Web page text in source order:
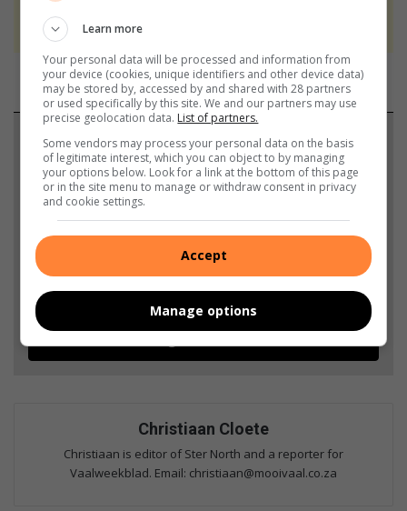
never to generate the news. Happy reading!
Support local journalism
Add The Citizen as a preferred source to see more
from Vaalweekblad in Google News and Top
Add as a preferred source on Google
Christiaan Cloete
Christiaan is editor of Ster North and a reporter for
Vaalweekblad. Email: christiaan@mooivaal.co.za
Learn more
Your personal data will be processed and information from
your device (cookies, unique identifiers and other device data)
may be stored by, accessed by and shared with 28 partners
or used specifically by this site. We and our partners may use
precise geolocation data. List of partners.
Some vendors may process your personal data on the basis
of legitimate interest, which you can object to by managing
your options below. Look for a link at the bottom of this page
or in the site menu to manage or withdraw consent in privacy
and cookie settings.
Accept
Manage options